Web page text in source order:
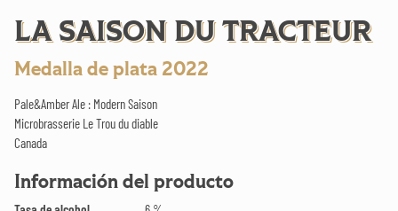
LA SAISON DU TRACTEUR
Medalla de plata 2022
Pale&Amber Ale : Modern Saison
Microbrasserie Le Trou du diable
Canada
Información del producto